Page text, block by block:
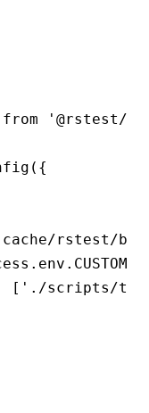
from '@rstest/
({
rstest/
. env .
[ './scripts/